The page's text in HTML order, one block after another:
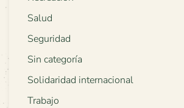
Salud
Seguridad
Sin categoría
Solidaridad internacional
Trabajo